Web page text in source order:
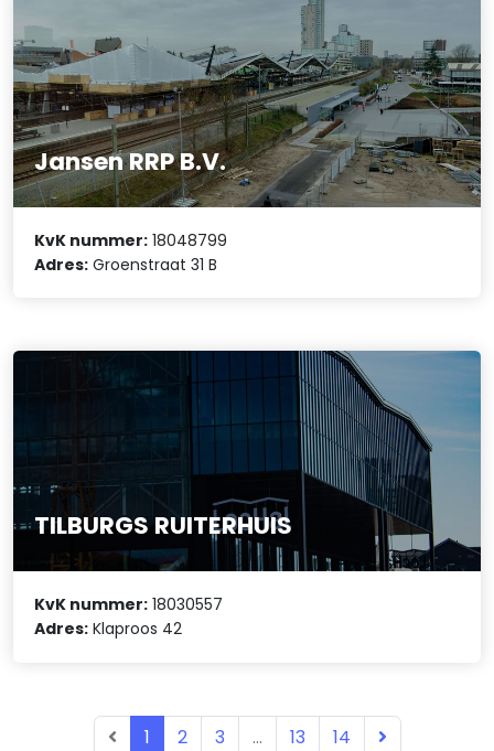
Jansen RRP B.V.
KvK nummer: 18048799
Adres: Groenstraat 31 B
TILBURGS RUITERHUIS
KvK nummer: 18030557
Adres: Klaproos 42
1 2 3 ... 13 14